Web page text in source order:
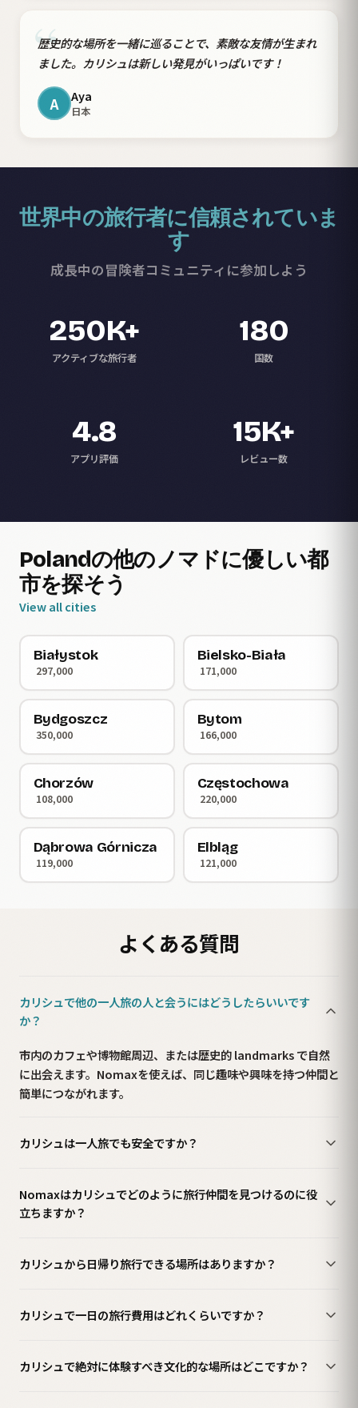
“
歴史的な場所を一緒に巡ることで、素敵な友情が生まれ
ました。カリシュは新しい発見がいっぱいです！
A Aya
日本
世界中の旅行者に信頼されていま
す
成長中の冒険者コミュニティに参加しよう
250K+
アクティブな旅行者
180
国数
4.8
アプリ評価
15K+
レビュー数
Polandの他のノマドに優しい都
市を探そう
View all cities
Białystok
297,000
Bielsko-Biała
171,000
Bydgoszcz
350,000
Bytom
166,000
Chorzów
108,000
Częstochowa
220,000
Dąbrowa Górnicza
119,000
Elbląg
121,000
よくある質問
カリシュで他の一人旅の人と会うにはどうしたらいいです
か？
市内のカフェや博物館周辺、または歴史的 landmarks で自然
に出会えます。Nomaxを使えば、同じ趣味や興味を持つ仲間と
簡単につながれます。
カリシュは一人旅でも安全ですか？
Nomaxはカリシュでどのように旅行仲間を見つけるのに役
立ちますか？
カリシュから日帰り旅行できる場所はありますか？
カリシュで一日の旅行費用はどれくらいですか？
カリシュで絶対に体験すべき文化的な場所はどこですか？